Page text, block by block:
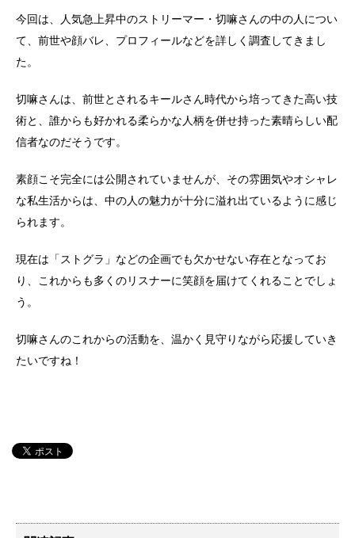
今回は、人気急上昇中のストリーマー・切嘛さんの中の人につい
て、前世や顔バレ、プロフィールなどを詳しく調査してきまし
た。
切嘛さんは、前世とされるキールさん時代から培ってきた高い技
術と、誰からも好かれる柔らかな人柄を併せ持った素晴らしい配
信者なのだそうです。
素顔こそ完全には公開されていませんが、その雰囲気やオシャレ
な私生活からは、中の人の魅力が十分に溢れ出ているように感じ
られます。
現在は「ストグラ」などの企画でも欠かせない存在となってお
り、これからも多くのリスナーに笑顔を届けてくれることでしょ
う。
切嘛さんのこれからの活動を、温かく見守りながら応援していき
たいですね！